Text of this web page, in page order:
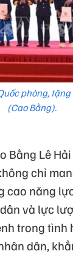
phòng,
(Cao Bằng).
Bằng Lê
chỉ
năng
và lực
trong tình
dân,